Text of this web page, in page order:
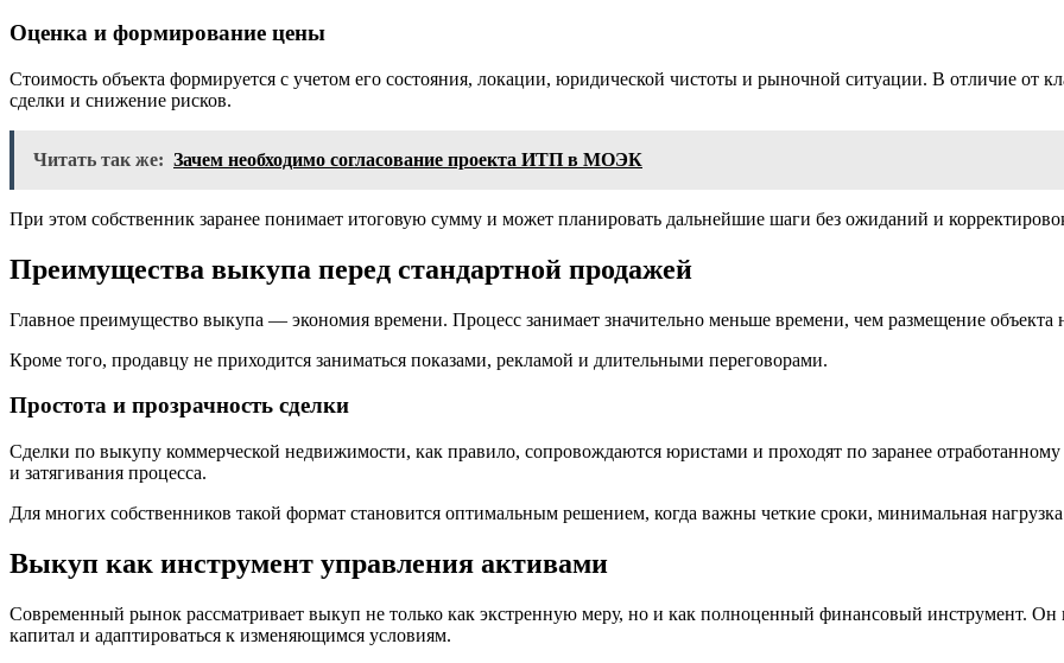
Оценка и формирование цены
Стоимость объекта формируется с учетом его состояния, локации, юридической чистоты и рыночной ситуации. В отличие от
сделки и снижение рисков.
Читать так же: Зачем необходимо согласование проекта ИТП в МОЭК
При этом собственник заранее понимает итоговую сумму и может планировать дальнейшие шаги без ожиданий и
Преимущества выкупа перед стандартной продажей
Главное преимущество выкупа — экономия времени. Процесс занимает значительно меньше времени, чем размещение объекта
Кроме того, продавцу не приходится заниматься показами, рекламой и длительными переговорами.
Простота и прозрачность сделки
Сделки по выкупу коммерческой недвижимости, как правило, сопровождаются юристами и проходят по заранее
и затягивания процесса.
Для многих собственников такой формат становится оптимальным решением, когда важны четкие сроки, минимальная
Выкуп как инструмент управления активами
Современный рынок рассматривает выкуп не только как экстренную меру, но и как полноценный финансовый инструмент. Он
капитал и адаптироваться к изменяющимся условиям.